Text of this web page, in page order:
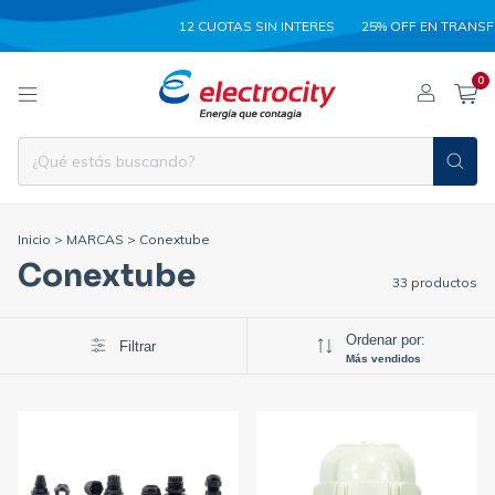
12 CUOTAS SIN INTERES 25% OFF EN
0
Inicio > MARCAS > Conextube
Conextube 33 productos
Filtrar Ordenar por:
Más vendidos